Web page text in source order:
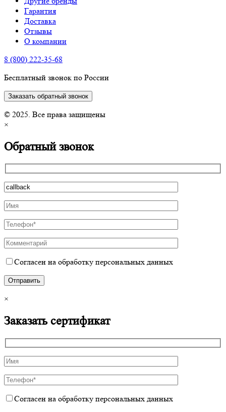
Гарантия
Доставка
Отзывы
О компании
8 (800) 222-35-68
Бесплатный звонок по России
Заказать обратный звонок
© 2025. Все права защищены
×
Обратный звонок
Согласен на обработку персональных данных
×
Заказать сертификат
Согласен на обработку персональных данных